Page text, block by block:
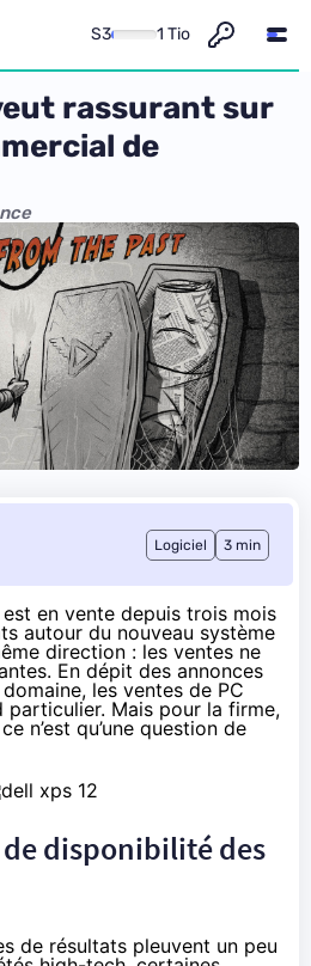
S3 1 Tio
rassurant sur
de
Logiciel 3 min
en vente depuis trois mois
autour du nouveau système
direction : les ventes ne
En dépit des annonces
les ventes de PC
particulier. Mais pour la firme,
n’est qu’une question de
disponibilité des
de résultats pleuvent un peu